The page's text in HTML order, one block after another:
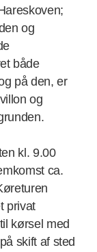
og
både
på den, er
og
kl. 9.00
ca.
privat
kørsel med
skift af sted